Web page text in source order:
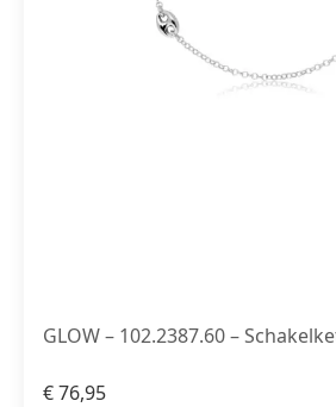
GLOW – 102.2387.60 –
€76,95